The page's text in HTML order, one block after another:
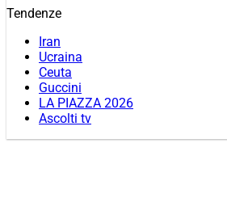
Tendenze
Iran
Ucraina
Ceuta
Guccini
LA PIAZZA 2026
Ascolti tv